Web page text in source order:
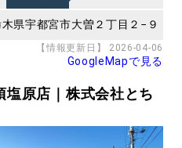
県宇都宮市大曽２丁目２−９
【情報更新日】 2026-04-06
GoogleMapで見る
塩原店｜株式会社とち